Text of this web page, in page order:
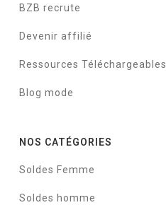
BZB recrute
Devenir affilié
Ressources Téléchargeables
Blog mode
NOS CATÉGORIES
Soldes Femme
Soldes homme